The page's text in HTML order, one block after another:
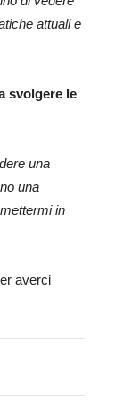
attuali e
svolgere le
una
una
in
averci